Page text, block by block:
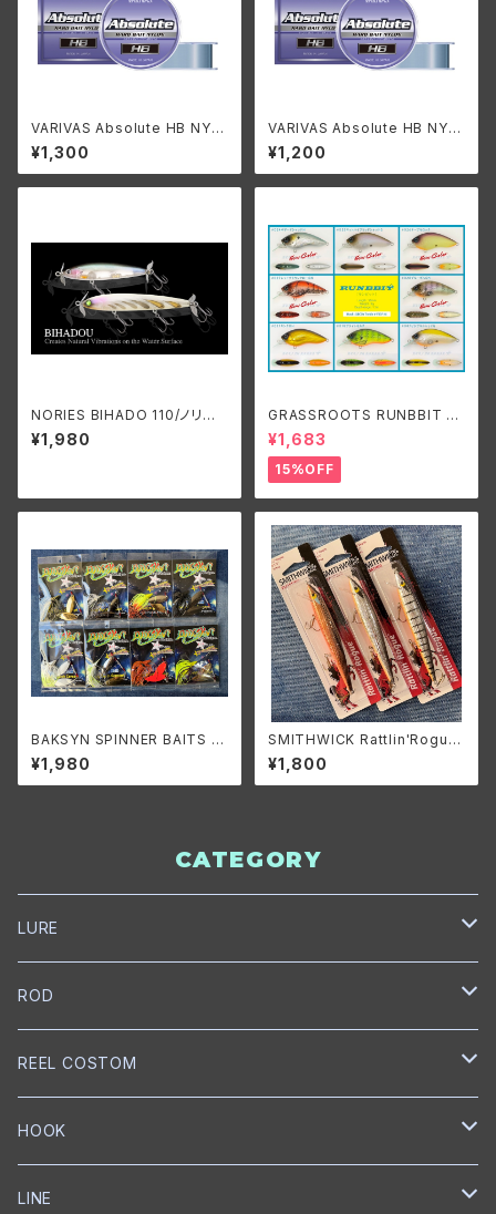
VARIVAS Absolute HB NYL
ON 14~20lb./バリバス アブソ
リュート HBナイロン 14~20lb.
¥1,300
VARIVAS Absolute HB NYL
ON 8~12lb./バリバス アブソル
ート HBナイロン 8~12lb.
¥1,200
NORIES BIHADO 110/ノリー
ズ ビハドウ 110
¥1,980
GRASSROOTS RUNBBIT S
R/グラスルーツ ランビットSR
¥1,683
15%OFF
BAKSYN SPINNER BAITS 1/
2oz. DW/バクシン スピナーベ
イト 1/2oz. DW
¥1,980
SMITHWICK Rattlin'Rogue
ARB1200/スミスウィック ラトリ
ンログ ARB1200
¥1,800
CATEGORY
LURE
NORIES
トップウォーター
クランクベイト
mibro
クランクベイト
NISHINE LURE WORKS
ミノー
BUMBLEBEE CUSTOM LURES
ROD
NORIES
スピニングロッド
ベイトロッド
SLANG
スピニングロッド
GRASS ROOTS
REEL COSTOM
GOLD Works
匠ベアリング
GLITCH
HOOK
BKK
LINE